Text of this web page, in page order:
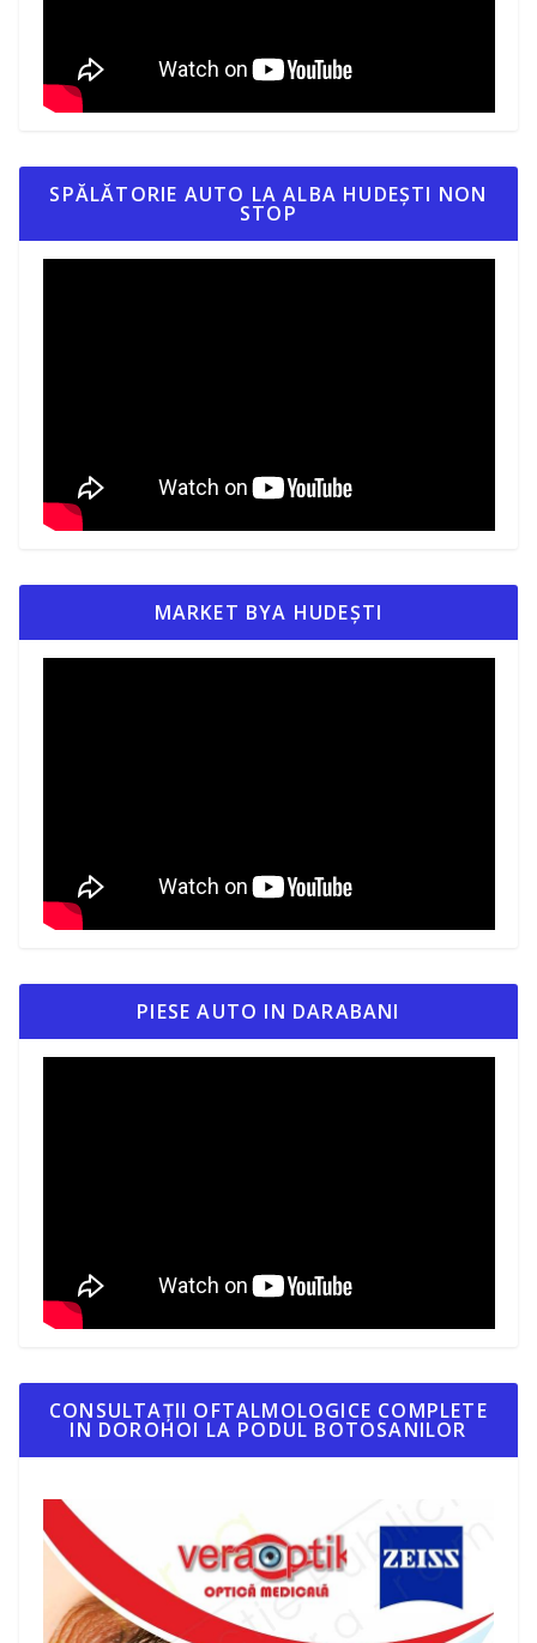
SPĂLĂTORIE AUTO LA ALBA HUDEȘTI NON
STOP
MARKET BYA HUDEȘTI
PIESE AUTO IN DARABANI
CONSULTAȚII OFTALMOLOGICE COMPLETE
IN DOROHOI LA PODUL BOTOSANILOR